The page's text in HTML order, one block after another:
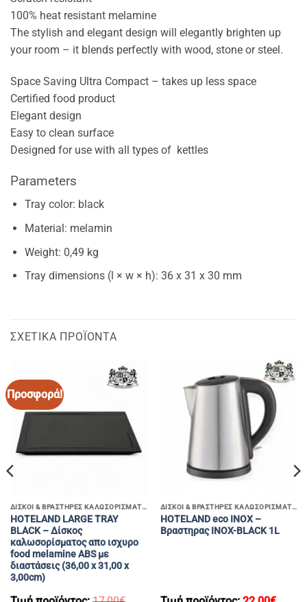
100% heat resistant melamine
The stylish and elegant design will elegantly brighten up
your room – it blends perfectly with wood, stone or steel.
Space Saving Ultra Compact – takes up less space
Certified food product
Elegant design
Easy to clean surface
Designed for use with all types of kettles
Parameters
Tray color: black
Material: melamin
Weight: 0,49 kg
Tray dimensions (l × w × h): 36 x 31 x 30 mm
ΣΧΕΤΙΚΆ ΠΡΟΪΌΝΤΑ
Προσφορά!
ΔΊΣΚΟΙ & ΒΡΑΣΤΗΡΕΣ ΚΑΛΩΣΟΡΊΣΜΑΤΟΣ
HOTELAND LARGE TRAY
BLACK – Δίσκος
καλωσορίσματος απο ισχυρο
food melamine ABS με
διαστάσεις (36,00 x 31,00 x
3,00cm)
ΔΊΣΚΟΙ & ΒΡΑΣΤΗΡΕΣ ΚΑΛΩΣΟΡΊΣΜΑΤΟΣ
HOTELAND eco INOX –
Bραστηρας INOX-BLACK 1L